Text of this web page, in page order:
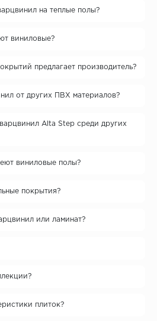
на теплые полы?
виниловые?
предлагает производитель?
от других ПВХ материалов?
Alta Step среди других
виниловые полы?
покрытия?
или ламинат?
плиток?